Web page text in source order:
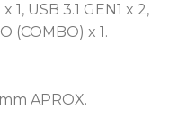
1, USB 3.1 GEN1 x 2,
(COMBO) x 1.
APROX.